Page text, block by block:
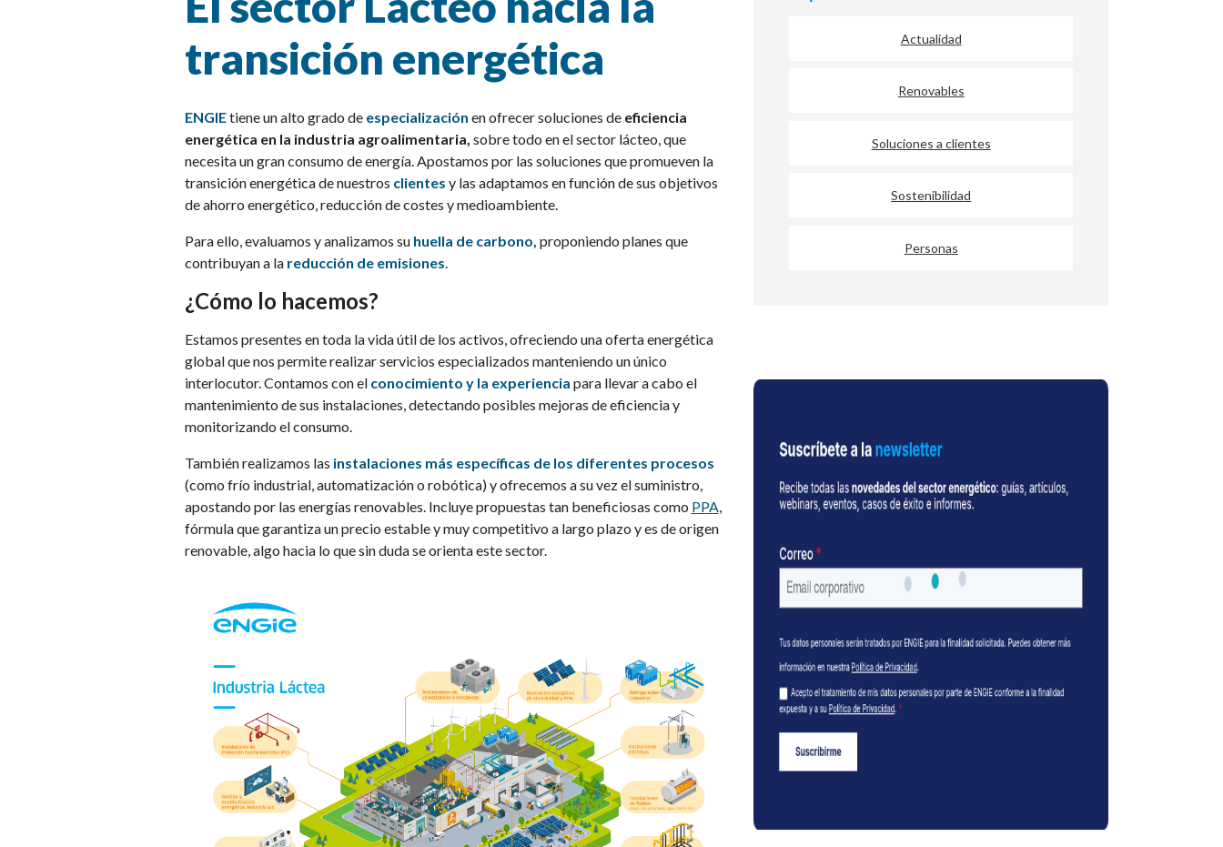
transición energética
ENGIEtiene un alto grado de especialización en ofrecer soluciones de eficiencia
energética en la industria agroalimentaria, sobre todo en el sector lácteo, que
necesita un gran consumo de energía. Apostamos por las soluciones que promueven la
transición energética de nuestros clientes y las adaptamos en función de sus objetivos
de ahorro energético, reducción de costes y medioambiente.
Para ello, evaluamos y analizamos su huella de carbono, proponiendo planes que
contribuyan a la reducción de emisiones.
¿Cómo lo hacemos?
Estamos presentes en toda la vida útil de los activos, ofreciendo una oferta energética
global que nos permite realizar servicios especializados manteniendo un único
interlocutor. Contamos con el conocimiento y la experiencia para llevar a cabo el
mantenimiento de sus instalaciones, detectando posibles mejoras de eficiencia y
monitorizando el consumo.
También realizamos las instalaciones más específicas de los diferentes procesos
(como frío industrial, automatización o robótica) y ofrecemos a su vez el suministro,
apostando por las energías renovables. Incluye propuestas tan beneficiosas como PPA,
fórmula que garantiza un precio estable y muy competitivo a largo plazo y es de origen
renovable, algo hacia lo que sin duda se orienta este sector.
Actualidad
Renovables
Soluciones a clientes
Sostenibilidad
Personas